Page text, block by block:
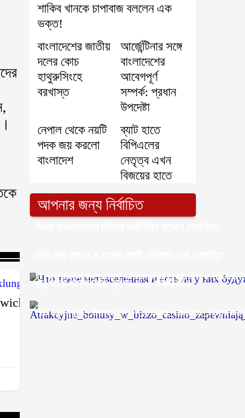
শাকিব খানকে চাপাবাজ বললেন এক
ভক্ত!
বাংলাদেশের জাতীয়
দলের কোচ
হাথুরুসিংহে
বরখাস্ত
আর্জেন্টিনার সঙ্গে
বাংলাদেশের
আবেগপূর্ণ
সম্পর্ক: প্রধান
উপদেষ্টা
নেপাল থেকে নয়টি
পদক জয় করলো
বাংলাদেশ
ব্যাট হাতে
বিপিএলের
নেতৃত্ব এখন
বিজয়ের হাতে
আপনার জন্য নির্বাচিত
Что такое метавселенная и есть ли у них
রেনু হত্যা মামলার রায়: মৃত্যুদণ্ড ১, যাবজ্জীবন ৪